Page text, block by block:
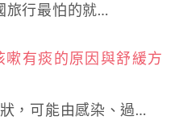
旅行最怕的就…
有痰的原因與舒緩方
，可能由感染、過…